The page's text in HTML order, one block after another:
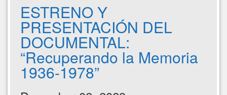
ESTRENO Y
PRESENTACIÓN DEL
DOCUMENTAL:
“Recuperando la Memoria
1936-1978”